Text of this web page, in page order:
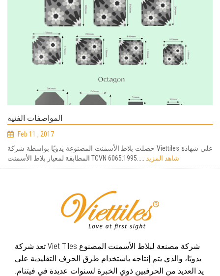
المواصفات الفنية
Feb 11 , 2017
حصلت بلاط الأسمنت المصنوعة يدويًا بواسطة شركة Viettiles على شهادة
المطابقة لمعيار بلاط الأسمنت TCVN 6065:1995.....
شاهد المزيد
تعد شركة Viet Tiles شركة مصنعة لبلاط الأسمنت المصنوع
يدويًا، والذي يتم إنتاجه باستخدام طرق الحرف التقليدية على
يد العديد من الحرفيين ذوي الخبرة لسنوات عديدة في فيتنام.